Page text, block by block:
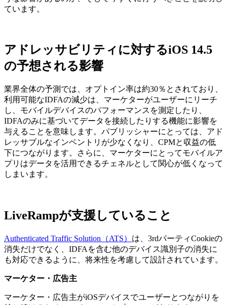
ています。
アドレッサビリティに対するiOS 14.5
の予想される影響
業界全体の予測では、オプトイン率は約30％とされており、
利用可能なIDFAの減少は、マーケターがユーザーにリーチ
し、モバイルデバイスのパフォーマンスを測定したり、
IDFAのみに基づいてデータを接続したりする機能に影響を
与えることを意味します。パブリッシャーにとっては、アド
レッサブルなインベントリが少なくなり、CPMと収益の低
下につながります。さらに、マーケターにとってモバイルア
プリはデータを活用できるチェネルとして関心が低くなって
しまいます。
LiveRampが支援していること
Authenticated Traffic Solution（ATS） は、3rdパーティCookieの
消失だけでなく、IDFAを含む他のデバイス識別子の消失に
も対応できるように、将来性を考慮して設計されています。
マーケター・広告主
マーケター・広告主がiOSデバイスでユーザーとつながりを